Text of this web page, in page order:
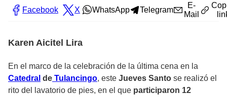
Facebook X WhatsApp Telegram
E-
Mail
Karen Aicitel Lira
En el marco de la celebración de la última cena en la
Catedral de Tulancingo, este Jueves Santo se realizó el
rito del lavatorio de pies, en el que participaron 12